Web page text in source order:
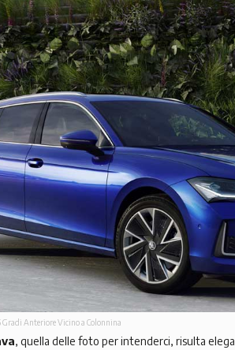
Gradi Anteriore Vicino a Colonnina
, quella delle foto per intenderci, risulta